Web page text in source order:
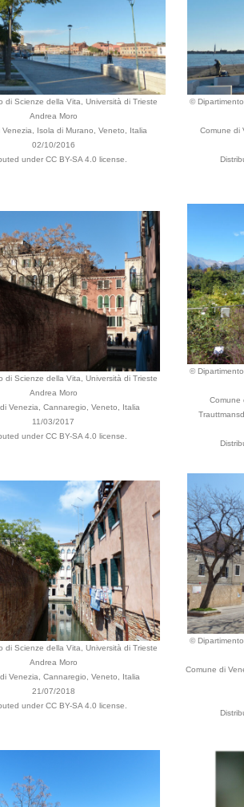
di Scienze della Vita, Università di Trieste
Andrea Moro
Venezia, Isola di Murano, Veneto, Italia
02/10/2016
under CC BY-SA 4.0 license.
©
Comune di
di Scienze della Vita, Università di Trieste
Andrea Moro
Venezia, Cannaregio, Veneto, Italia
11/03/2017
under CC BY-SA 4.0 license.
©
Comune
di Scienze della Vita, Università di Trieste
Andrea Moro
Venezia, Cannaregio, Veneto, Italia
21/07/2018
under CC BY-SA 4.0 license.
©
Comune di